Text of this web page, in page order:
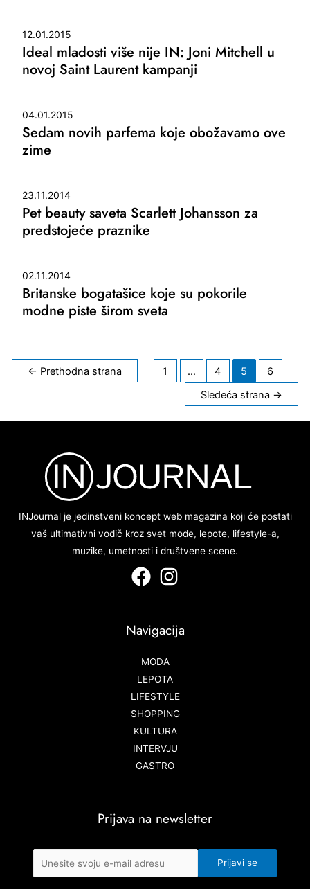
12.01.2015
Ideal mladosti više nije IN: Joni Mitchell u
novoj Saint Laurent kampanji
04.01.2015
Sedam novih parfema koje obožavamo ove
zime
23.11.2014
Pet beauty saveta Scarlett Johansson za
predstojeće praznike
02.11.2014
Britanske bogatašice koje su pokorile
modne piste širom sveta
Kretanje
članaka
← Prethodna strana 1 … 4 5
6
Sledeća strana →
INJournal je jedinstveni koncept web magazina koji će postati
vaš ultimativni vodič kroz svet mode, lepote, lifestyle-a,
muzike, umetnosti i društvene scene.
Navigacija
MODA
LEPOTA
LIFESTYLE
SHOPPING
KULTURA
INTERVJU
GASTRO
Prijava na newsletter